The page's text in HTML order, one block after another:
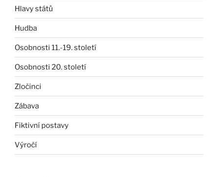
Hlavy států
Hudba
Osobnosti 11.-19. století
Osobnosti 20. století
Zločinci
Zábava
Fiktivní postavy
Výročí